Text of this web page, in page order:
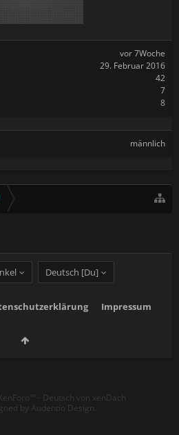
vor 7Woche
29. Februar 2016
42
7
8
männlich
Deutsch [Du]
Impressum
- Deutsch von xenDach
by Audentio Design.